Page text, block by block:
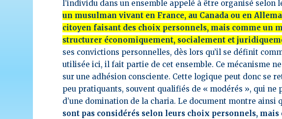
l’individu dans un ensemble appelé à être organisé selon
un musulman vivant en France, au Canada ou en
citoyen faisant des choix personnels, mais comme un
structurer économiquement, socialement et
ses convictions personnelles, dès lors qu’il se définit
utilisée ici, il fait partie de cet ensemble. Ce mécanisme
sur une adhésion consciente. Cette logique peut donc se
peu pratiquants, souvent qualifiés de « modérés », qui ne
d’une domination de la charia. Le document montre ainsi
sont pas considérés selon leurs choix personnels, mais